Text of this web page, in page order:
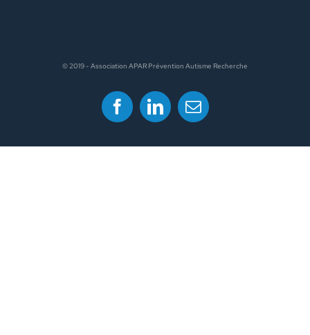
© 2019 - Association APAR Prévention Autisme Recherche
FacebookLinkedIn
Email